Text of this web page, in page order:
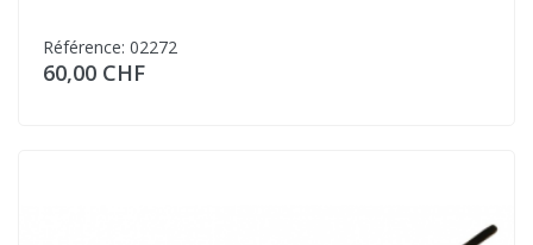
Référence: 02272
60,00 CHF